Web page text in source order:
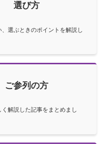
選び方
選ぶときのポイントを解説し
ご参列の方
解説した記事をまとめまし